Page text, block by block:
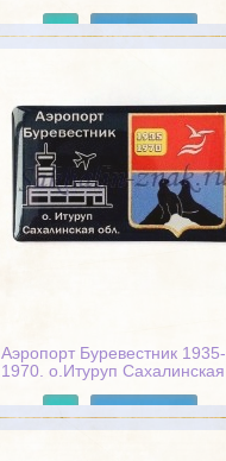
Аэропорт Буревестник 1935-
1970. о.Итуруп Сахалинская